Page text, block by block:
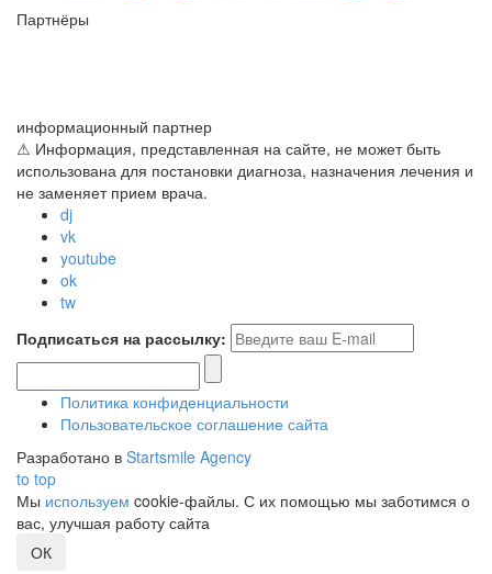
Партнёры
информационный партнер
⚠ Информация, представленная на сайте, не может быть
использована для постановки диагноза, назначения лечения и
не заменяет прием врача.
dj
vk
youtube
ok
tw
Подписаться на рассылку:
Политика конфиденциальности
Пользовательское соглашение сайта
Разработано в Startsmile Agency
to top
Мы используем cookie-файлы. С их помощью мы заботимся о
вас, улучшая работу сайта
ОК